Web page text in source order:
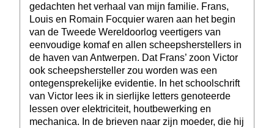
gedachten het verhaal van mijn familie. Frans,
Louis en Romain Focquier waren aan het begin
van de Tweede Wereldoorlog veertigers van
eenvoudige komaf en allen scheepsherstellers in
de haven van Antwerpen. Dat Frans’ zoon Victor
ook scheepshersteller zou worden was een
ontegensprekelijke evidentie. In het schoolschrift
van Victor lees ik in sierlijke letters genoteerde
lessen over elektriciteit, houtbewerking en
mechanica. In de brieven naar zijn moeder, die hij